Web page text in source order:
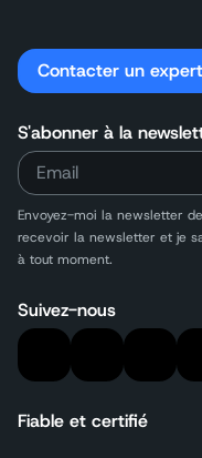
Contacter un expert
S'abonner à la
Envoyez-moi la newsletter
recevoir la newsletter et je
à tout moment.
Suivez-nous
Fiable et certifié